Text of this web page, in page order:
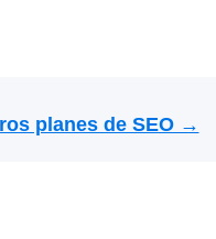
planes de SEO →